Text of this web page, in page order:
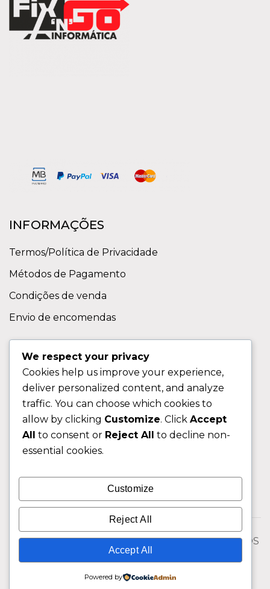
INFORMAÇÕES
Termos/Política de Privacidade
Métodos de Pagamento
Condições de venda
Envio de encomendas
Contactos
Sobre nos
FAQ (Perguntas Frequentes)
CLIENTE
Área do Cliente
Livro de Reclamações
© 2026 Fixngo TODOS OS DIREITOS RESERVADOS
We respect your privacy
Cookies help us improve your experience,
deliver personalized content, and analyze
traffic. You can choose which cookies to
allow by clicking Customize. Click Accept
All to consent or Reject All to decline non-
essential cookies.
Customize
Reject All
Accept All
Powered by